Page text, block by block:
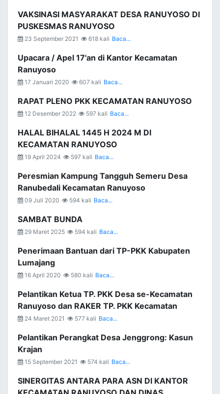
VAKSINASI MASYARAKAT DESA RANUYOSO DI
PUSKESMAS RANUYOSO
23 September 2021 618 kali Baca...
Upacara / Apel 17'an di Kantor Kecamatan
Ranuyoso
17 Januari 2020 607 kali Baca...
RAPAT PLENO PKK KECAMATAN RANUYOSO
12 Desember 2022 597 kali Baca...
HALAL BIHALAL 1445 H 2024 M DI
KECAMATAN RANUYOSO
19 April 2024 597 kali Baca...
Peresmian Kampung Tangguh Semeru Desa
Ranubedali Kecamatan Ranuyoso
09 Juli 2020 594 kali Baca...
SAMBAT BUNDA
29 Maret 2025 594 kali Baca...
Penerimaan Bantuan dari TP-PKK Kabupaten
Lumajang
16 April 2020 580 kali Baca...
Pelantikan Ketua TP. PKK Desa se-Kecamatan
Ranuyoso dan RAKER TP. PKK Kecamatan
24 Maret 2021 577 kali Baca...
Pelantikan Perangkat Desa Jenggrong: Kasun
Krajan
15 September 2021 574 kali Baca...
SINERGITAS ANTARA PARA ASN DI KANTOR